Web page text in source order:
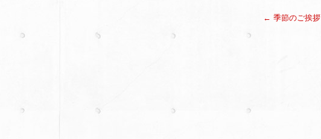
← 季節のご挨拶